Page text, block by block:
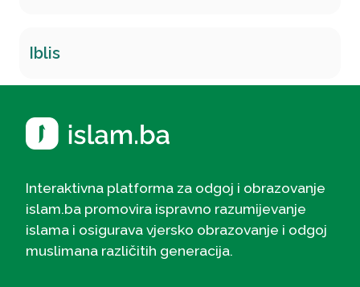
Iblis
Interaktivna platforma za odgoj i obrazovanje
islam.ba promovira ispravno razumijevanje
islama i osigurava vjersko obrazovanje i odgoj
muslimana različitih generacija.